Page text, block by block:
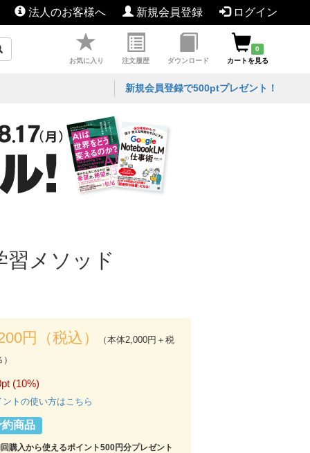
法人のお客様へ 新規会員登録 ログイン
お気に入り 注文履歴 ダウンロード
0
カートを見る
新規会員登録で500ptプレゼント！
習メソッド
円（税込）
（本体2,000円＋税
(10%)
ントの使い方はこちら
約商品
購入から使えるポイント500円分プレゼント